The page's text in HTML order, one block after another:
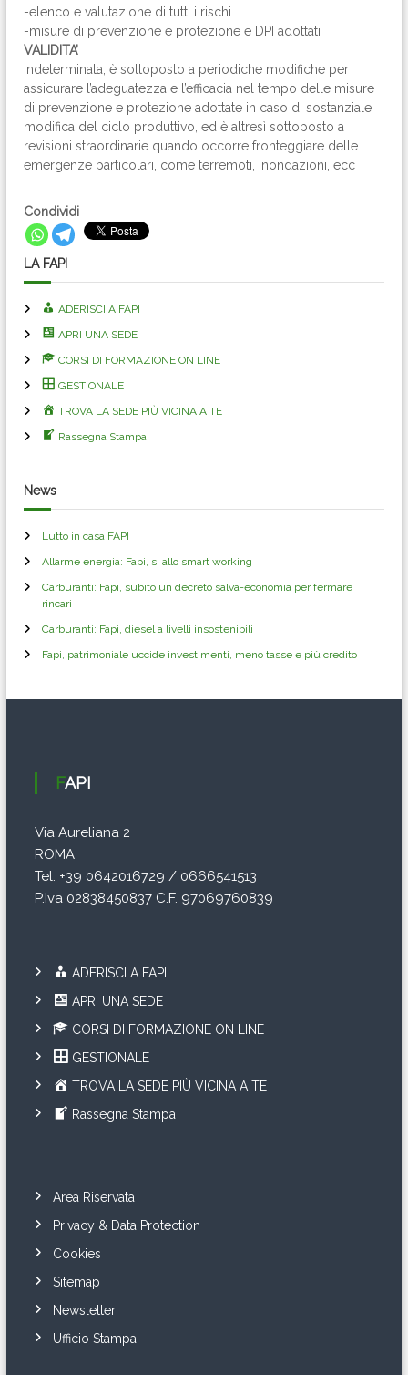
-elenco e valutazione di tutti i rischi
-misure di prevenzione e protezione e DPI adottati
VALIDITA’
Indeterminata, è sottoposto a periodiche modifiche per
assicurare l’adeguatezza e l’efficacia nel tempo delle misure
di prevenzione e protezione adottate in caso di sostanziale
modifica del ciclo produttivo, ed è altresì sottoposto a
revisioni straordinarie quando occorre fronteggiare delle
emergenze particolari, come terremoti, inondazioni, ecc
Condividi
LA FAPI
ADERISCI A FAPI
APRI UNA SEDE
CORSI DI FORMAZIONE ON LINE
GESTIONALE
TROVA LA SEDE PIÙ VICINA A TE
Rassegna Stampa
News
Lutto in casa FAPI
Allarme energia: Fapi, si allo smart working
Carburanti: Fapi, subito un decreto salva-economia per fermare
rincari
Carburanti: Fapi, diesel a livelli insostenibili
Fapi, patrimoniale uccide investimenti, meno tasse e più credito
FAPI
Via Aureliana 2
ROMA
Tel: +39 0642016729 / 0666541513
P.Iva 02838450837 C.F. 97069760839
ADERISCI A FAPI
APRI UNA SEDE
CORSI DI FORMAZIONE ON LINE
GESTIONALE
TROVA LA SEDE PIÙ VICINA A TE
Rassegna Stampa
Area Riservata
Privacy & Data Protection
Cookies
Sitemap
Newsletter
Ufficio Stampa